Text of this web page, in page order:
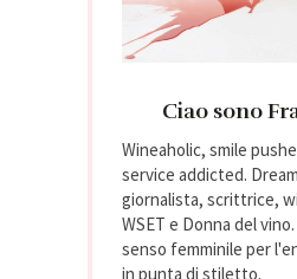
Ciao sono
Wineaholic, smile
service addicted.
giornalista, scrittrice,
WSET e Donna del
senso femminile per
in punta di stiletto.